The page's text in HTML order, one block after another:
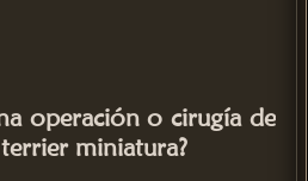
operación o cirugía de
miniatura?